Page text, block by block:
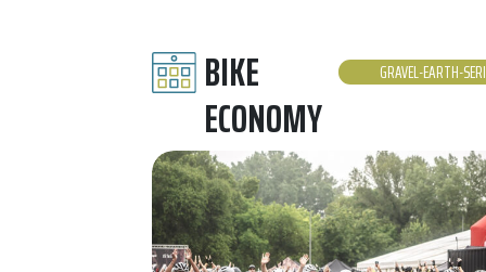
BIKE
ECONOMY
GRAVEL-EARTH-